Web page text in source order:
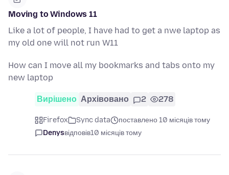
Moving to Windows 11
Like a lot of people, I have had to get a nwe laptop as
my old one will not run W11
How can I move all my bookmarks and tabs onto my
new laptop
Вирішено Архівовано 2 278
Firefox Sync data
поставлено 10 місяців тому
Denysвідповів10 місяців тому